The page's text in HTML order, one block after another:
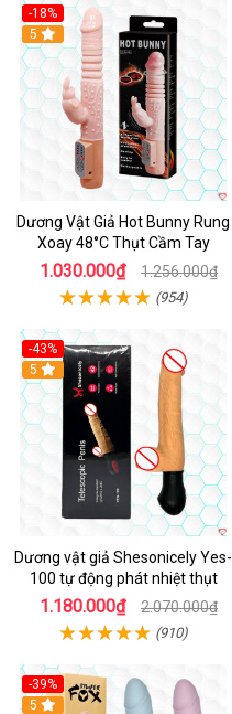
-18%
Hot
5
Dương Vật Giả Hot Bunny Rung
Xoay 48°C Thụt Cầm Tay
1.030.000₫ 1.256.000₫
(954)
-43%
5
Dương vật giả Shesonicely Yes-
100 tự động phát nhiệt thụt
1.180.000₫ 2.070.000₫
(910)
-39%
Hot
5